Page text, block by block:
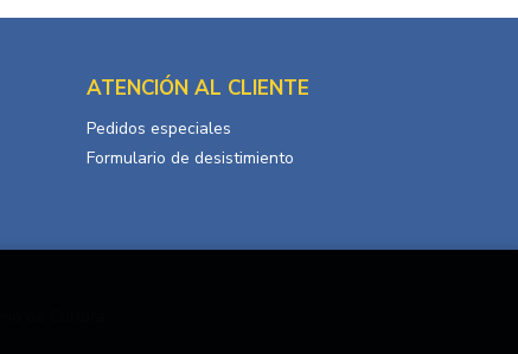
ATENCIÓN AL CLIENTE
Pedidos especiales
Formulario de desistimiento